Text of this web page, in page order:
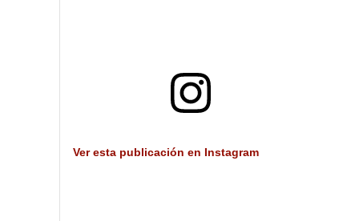
Ver esta publicación en Instagram